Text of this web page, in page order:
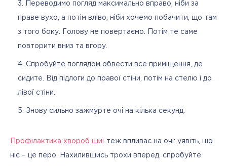
Переводимо погляд максимально вправо, ніби за
праве вухо, а потім вліво, ніби хочемо побачити, що там
з того боку. Голову не повертаємо. Потім те саме
повторити вниз та вгору.
Спробуйте поглядом обвести все приміщення, де
сидите. Від підлоги до правої стіни, потім на стелю і до
лівої стіни.
Знову сильно зажмурте очі на кілька секунд.
Профілактика хвороб шиї теж впливає на очі: уявіть, що
ніс – це перо. Нахилившись трохи вперед, спробуйте